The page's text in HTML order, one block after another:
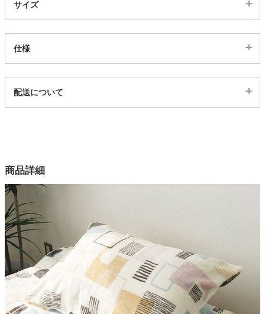
生活用品
家電・照明器具
インテリア雑貨
ガーデン
タワー
サイズ
仕様
13801143
1色
表側生地
ポリエステル100％
裏側生地
ポリエステル100％
表地目付
180g/m2
配送について
商品詳細